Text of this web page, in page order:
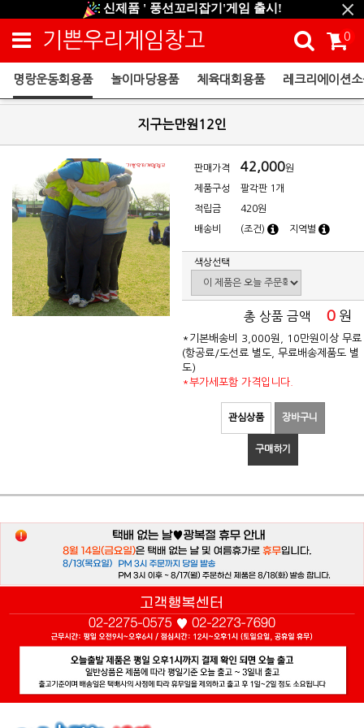
신제품 ' 풍선꼬리잡기'게임 출시!
신규회원 HAPPY EVENT 적립금 5,000원 증정
❤ 신제품 ' 컬링&볼링 ' 출시! ❤
기쁜우리게임창고 0
명랑운동회용품 놀이마당용품 체육대회용품 레크리에이션
지구는만원12인
판매가격 42,000원
제품구성 팔각판 1개
적립금 420원
배송비 (조건) 지역별
색상선택
총 상품 금액 0 원
*기본배송비 3,000원, 10만원이상 무료
(항공료/도선료 별도, 무료배송제품도 별
도)
*부가세포함 가격입니다.
관심상품 장바구니
구매하기